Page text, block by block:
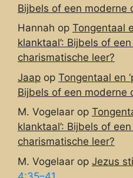
Bijbels of een moderne
Hannah op Tongentaal
klanktaal’: Bijbels of
charismatische leer?
Jaap op Tongentaal en
Bijbels of een moderne
M. Vogelaar op
klanktaal’: Bijbels of
charismatische leer?
M. Vogelaar op Jezus